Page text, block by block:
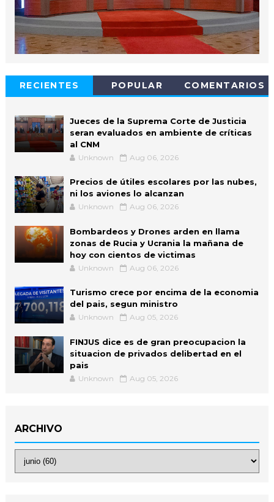
RECIENTES POPULAR COMENTARIOS
Jueces de la Suprema Corte de Justicia
seran evaluados en ambiente de críticas
al CNM
Unknown Aug 06, 2026
Precios de útiles escolares por las nubes,
ni los aviones lo alcanzan
Unknown Aug 06, 2026
Bombardeos y Drones arden en llama
zonas de Rucia y Ucrania la mañana de
hoy con cientos de victimas
Unknown Aug 06, 2026
Turismo crece por encima de la economia
del pais, segun ministro
Unknown Aug 05, 2026
FINJUS dice es de gran preocupacion la
situacion de privados delibertad en el
pais
Unknown Aug 05, 2026
ARCHIVO